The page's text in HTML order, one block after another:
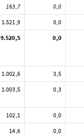
163,7 0,0
1.521,9 0,0
9.520,5 0,0
1.002,6 3,5
1.003,5 0,3
102,1 0,0
14,6 0,0